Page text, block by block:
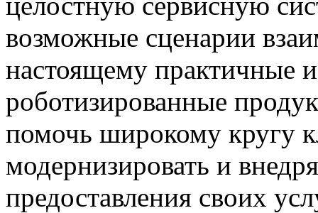
возможные сценарии
настоящему практичные
роботизированные
помочь широкому кругу
модернизировать и
предоставления своих